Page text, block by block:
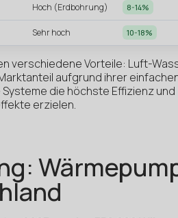
Hoch (Erd­boh­rung) 8-14%
Sehr hoch 10-18%
verschiedene Vorteile: Luft-
aufgrund ihrer
die höchste Effizienz und
erzielen.